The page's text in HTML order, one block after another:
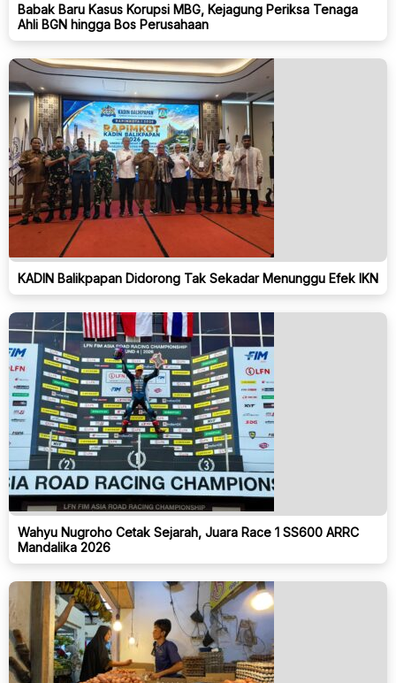
Babak Baru Kasus Korupsi MBG, Kejagung Periksa Tenaga
Ahli BGN hingga Bos Perusahaan
KADIN Balikpapan Didorong Tak Sekadar Menunggu Efek IKN
Wahyu Nugroho Cetak Sejarah, Juara Race 1 SS600 ARRC
Mandalika 2026